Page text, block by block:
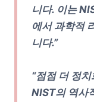
니다. 이는
에서 과학적
니다.”
“점점 더 정
NIST의 역사